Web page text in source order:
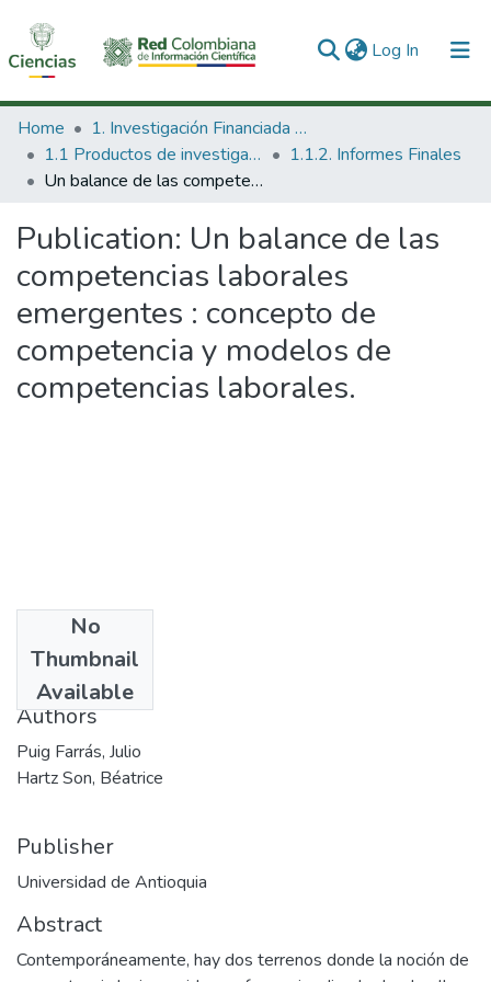
Log In (current)
Communities & Collections
All of DSpace
Home
1. Investigación Financiada con Recursos Públicos
1.1 Productos de investigación
1.1.2. Informes Finales
Un balance de las competencias laborales emergentes : concepto de competencia y modelos de competencias laborales.
Publication: Un balance de las
competencias laborales
emergentes : concepto de
competencia y modelos de
competencias laborales.
No
Thumbnail
Available
2002-02
Authors
Puig Farrás, Julio
Hartz Son, Béatrice
Publisher
Universidad de Antioquia
Abstract
Contemporáneamente, hay dos terrenos donde la noción de